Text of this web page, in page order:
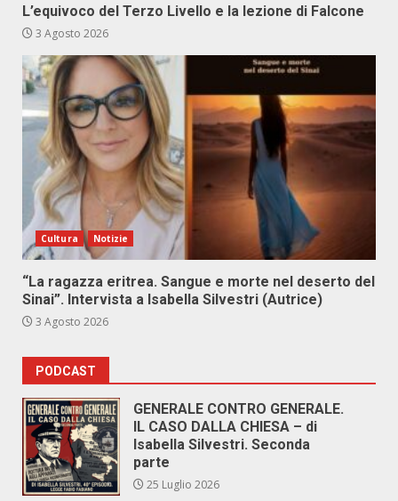
L’equivoco del Terzo Livello e la lezione di Falcone
3 Agosto 2026
Cultura Notizie
“La ragazza eritrea. Sangue e morte nel deserto del
Sinai”. Intervista a Isabella Silvestri (Autrice)
3 Agosto 2026
PODCAST
GENERALE CONTRO GENERALE.
IL CASO DALLA CHIESA – di
Isabella Silvestri. Seconda
parte
25 Luglio 2026